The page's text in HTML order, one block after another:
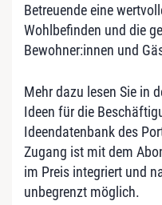
Betreuende eine
Wohlbefinden und die
Bewohner:innen und
Mehr dazu lesen Sie in
Ideen für die
Ideendatenbank des
Zugang ist mit dem
im Preis integriert und
unbegrenzt möglich.